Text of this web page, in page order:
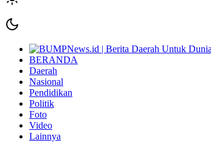
BERANDA
Daerah
Nasional
Pendidikan
Politik
Foto
Video
Lainnya